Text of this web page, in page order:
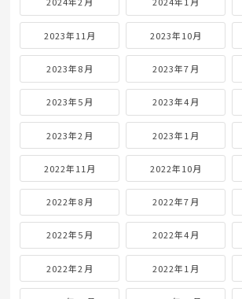
2023年11月 2023年10月
2023年8月 2023年7月
2023年5月 2023年4月
2023年2月 2023年1月
2022年11月 2022年10月
2022年8月 2022年7月
2022年5月 2022年4月
2022年2月 2022年1月